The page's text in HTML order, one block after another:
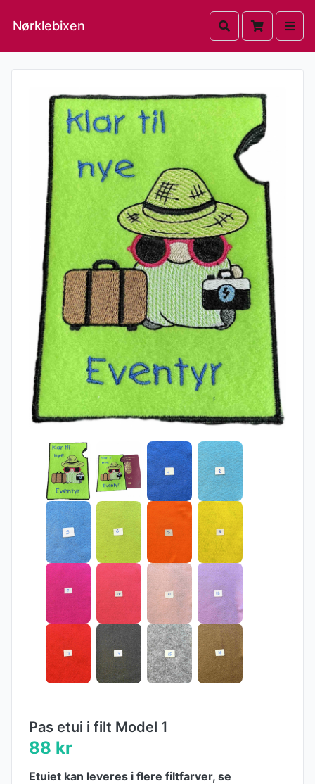
Nørklebixen
Pas etui i filt Model 1
88 kr
Etuiet kan leveres i flere filtfarver, se